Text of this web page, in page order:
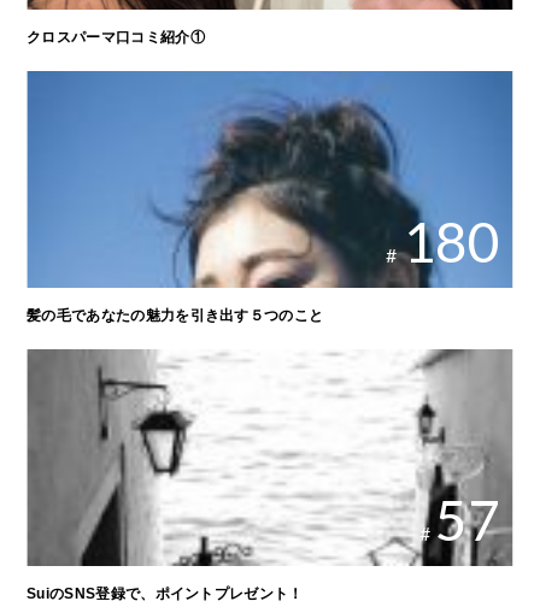
クロスパーマ口コミ紹介①
# 180
髪の毛であなたの魅力を引き出す５つのこと
# 57
SuiのSNS登録で、ポイントプレゼント！